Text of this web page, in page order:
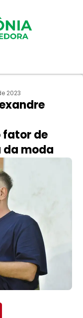
2023
fator de
moda